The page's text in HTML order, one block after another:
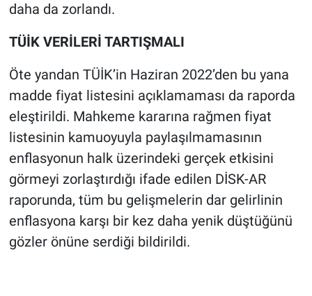
daha da zorlandı.
TÜİK VERİLERİ TARTIŞMALI
Öte yandan TÜİK’in Haziran 2022’den bu yana
madde fiyat listesini açıklamaması da raporda
eleştirildi. Mahkeme kararına rağmen fiyat
listesinin kamuoyuyla paylaşılmamasının
enflasyonun halk üzerindeki gerçek etkisini
görmeyi zorlaştırdığı ifade edilen DİSK-AR
raporunda, tüm bu gelişmelerin dar gelirlinin
enflasyona karşı bir kez daha yenik düştüğünü
gözler önüne serdiği bildirildi.